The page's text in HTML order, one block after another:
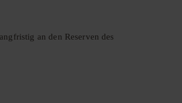
an den Reserven des